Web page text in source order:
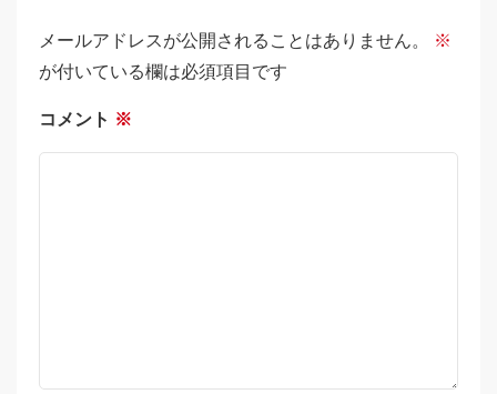
メールアドレスが公開されることはありません。
※
が付いている欄は必須項目です
コメント ※